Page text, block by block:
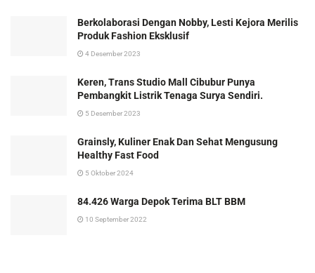
Berkolaborasi Dengan Nobby, Lesti Kejora Merilis
Produk Fashion Eksklusif
4 Desember 2023
Keren, Trans Studio Mall Cibubur Punya
Pembangkit Listrik Tenaga Surya Sendiri.
5 Desember 2023
Grainsly, Kuliner Enak Dan Sehat Mengusung
Healthy Fast Food
5 Oktober 2024
84.426 Warga Depok Terima BLT BBM
10 September 2022